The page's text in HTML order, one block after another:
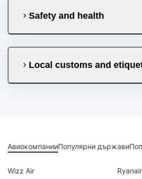
Safety and health
Local customs and
АвиокомпанииПопулярни държави
Wizz Air
Ryanair